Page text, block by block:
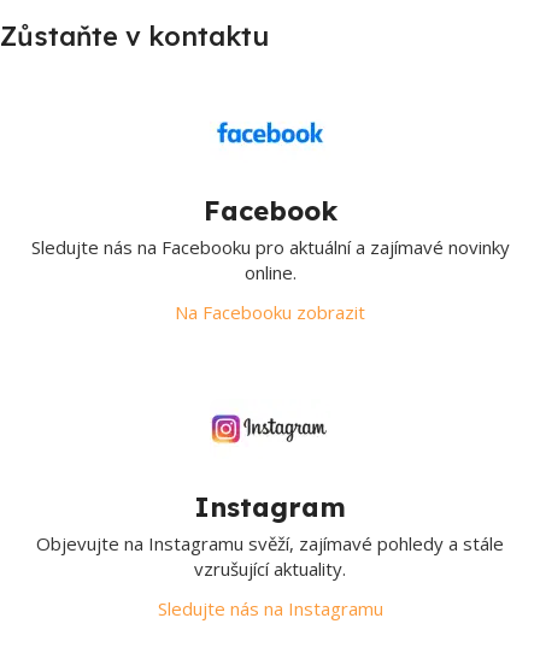
Zůstaňte v kontaktu
Facebook
Sledujte nás na Facebooku pro aktuální a zajímavé novinky
online.
Na Facebooku zobrazit
Instagram
Objevujte na Instagramu svěží, zajímavé pohledy a stále
vzrušující aktuality.
Sledujte nás na Instagramu